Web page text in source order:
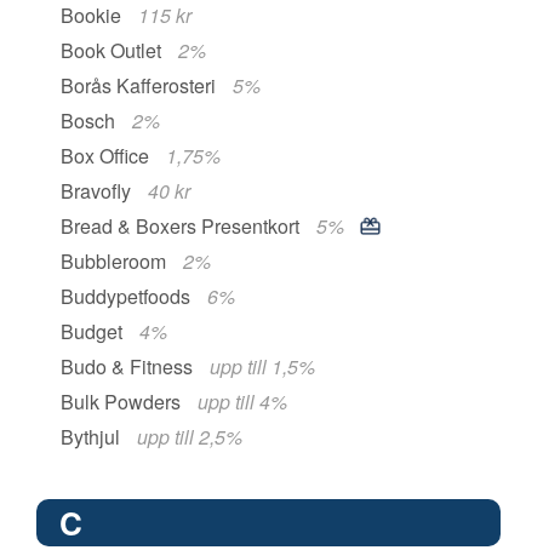
Bookie
115 kr
Book Outlet
2%
Borås Kafferosteri
5%
Bosch
2%
Box Office
1,75%
Bravofly
40 kr
Bread & Boxers Presentkort
5%
Bubbleroom
2%
Buddypetfoods
6%
Budget
4%
Budo & Fitness
upp till 1,5%
Bulk Powders
upp till 4%
Bythjul
upp till 2,5%
C